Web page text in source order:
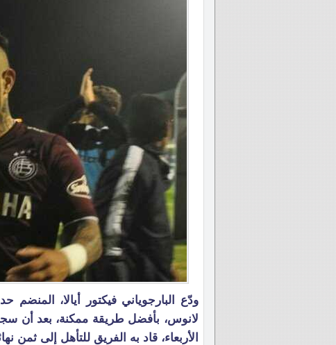
ودّع البارجوياني فيكتور أيالا، المنضم
لانوس، بأفضل طريقة ممكنة، بعد أن
الأربعاء، قاد به الفريق للتأهل إلى ثمن